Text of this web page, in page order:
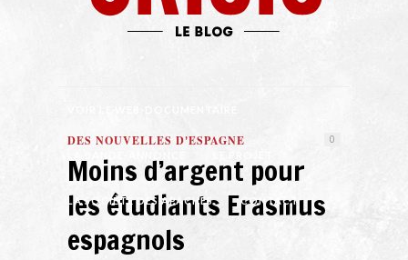
LA SOCIÉTÉ DES APACHES CONTACT
DES NOUVELLES D'ESPAGNE 0
Moins d’argent pour
les étudiants Erasmus
espagnols